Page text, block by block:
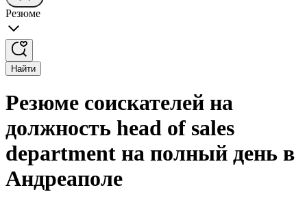
Резюме
Найти
Резюме соискателей на
должность head of sales
department на полный день в
Андреаполе